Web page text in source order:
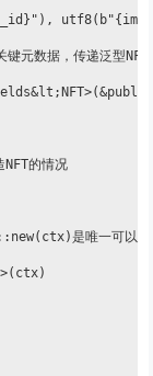
元数据，传递泛型NFT
NFT的情况
是唯一可以